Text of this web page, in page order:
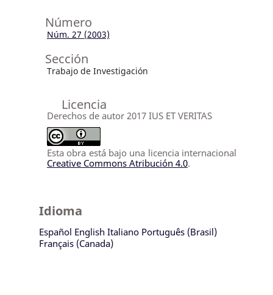
Número
Núm. 27 (2003)
Sección
Trabajo de Investigación
Licencia
Derechos de autor 2017 IUS ET VERITAS
Esta obra está bajo una licencia internacional
Creative Commons Atribución 4.0.
Idioma
Español English Italiano Português (Brasil)
Français (Canada)